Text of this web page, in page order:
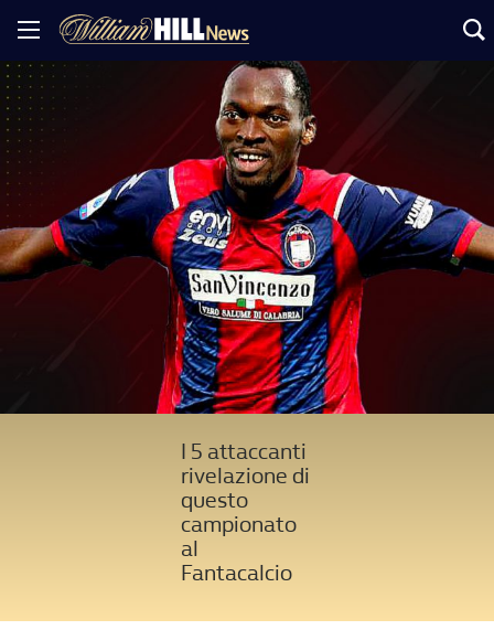
I 5 attaccanti
rivelazione di
questo
campionato
al
Fantacalcio